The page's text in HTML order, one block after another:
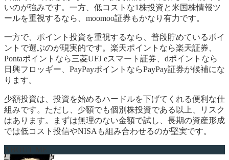
いのが強みです。一方、低コストな1株投資と米国株情報ツ
ールを重視するなら、moomoo証券もかなり有力です。
一方で、ポイント投資を重視するなら、普段貯めているポイ
ントで選ぶのが現実的です。楽天ポイントなら楽天証券、
Pontaポイントなら三菱UFJ eスマート証券、dポイントなら
日興フロッギー、PayPayポイントならPayPay証券が候補にな
ります。
少額投資は、投資を始めるハードルを下げてくれる便利な仕
組みです。ただし、少額でも個別株投資である以上、リスク
はあります。まずは無理のない金額で試し、長期の資産形成
では低コスト投信やNISAも組み合わせるのが堅実です。